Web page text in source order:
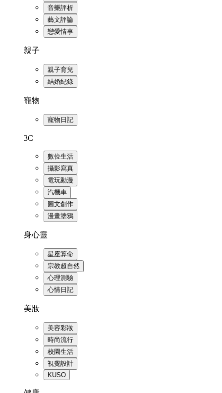
音樂評析
藝文評論
戀愛情事
親子
親子育兒
結婚紀錄
寵物
寵物日記
3C
數位生活
攝影寫真
電玩動漫
汽機車
圖文創作
漫畫塗鴉
身心靈
星座算命
宗教超自然
心理測驗
心情日記
美妝
美容彩妝
時尚流行
校園生活
視覺設計
KUSO